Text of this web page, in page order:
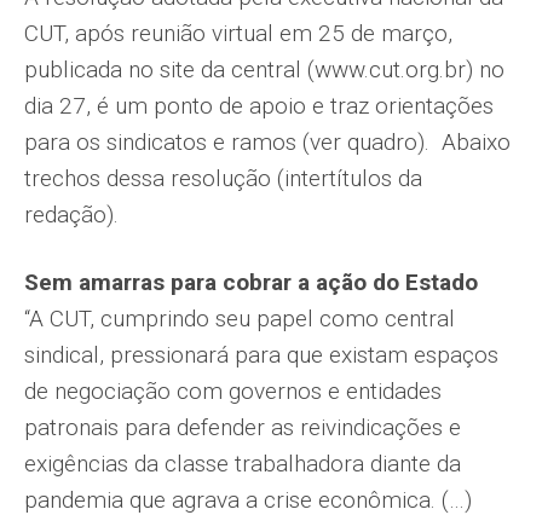
CUT, após reunião virtual em 25 de março,
publicada no site da central (www.cut.org.br) no
dia 27, é um ponto de apoio e traz orientações
para os sindicatos e ramos (ver quadro). Abaixo
trechos dessa resolução (intertítulos da
redação).
Sem amarras para cobrar a ação do Estado
“A CUT, cumprindo seu papel como central
sindical, pressionará para que existam espaços
de negociação com governos e entidades
patronais para defender as reivindicações e
exigências da classe trabalhadora diante da
pandemia que agrava a crise econômica. (…)